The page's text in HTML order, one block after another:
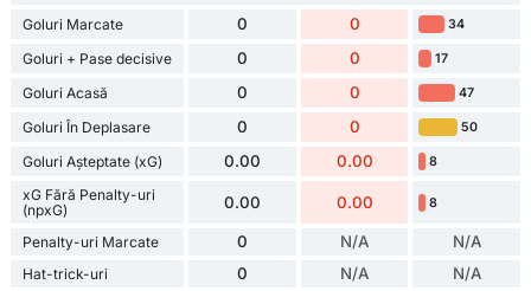
Goluri Marcate 0 0 34
Goluri + Pase decisive 0 0 17
Goluri Acasă 0 0 47
Goluri În Deplasare 0 0 50
Goluri Așteptate (xG) 0.00 0.00 8
xG Fără Penalty-uri
(npxG)
0.00 0.00 8
Penalty-uri Marcate 0 N/A N/A
Hat-trick-uri 0 N/A N/A